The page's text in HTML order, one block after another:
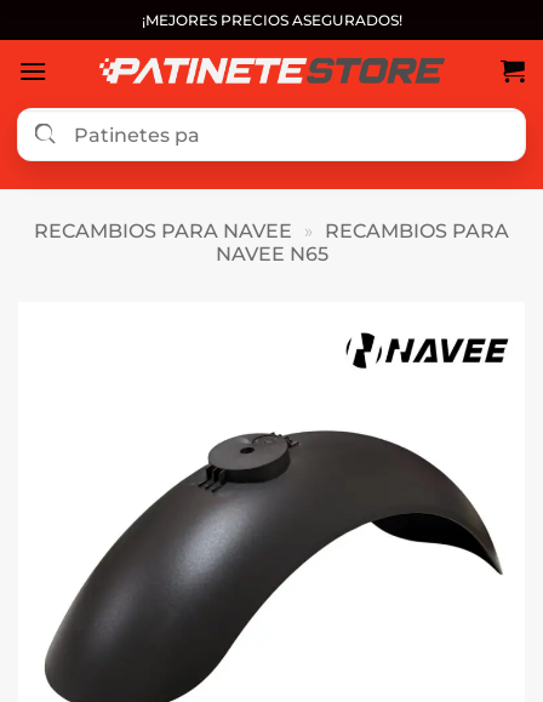
al
contenido
¡MEJORES PRECIOS ASEGURADOS!
RECAMBIOS PARA NAVEE »
RECAMBIOS PARA
NAVEE N65